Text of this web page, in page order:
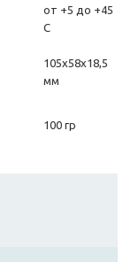
от +5 до +45
С
105х58х18,5
мм
100 гр